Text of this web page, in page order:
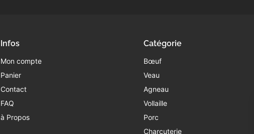
Infos
Mon compte
Panier
Contact
FAQ
à Propos
Catégorie
Bœuf
Veau
Agneau
Vollaille
Porc
Charcuterie